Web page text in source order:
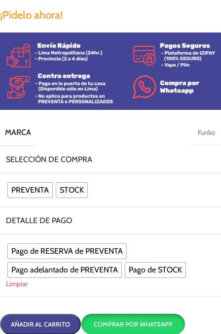
¡Pídelo ahora!
MARCA Funko
SELECCIÓN DE COMPRA
PREVENTA STOCK
DETALLE DE PAGO
Pago de RESERVA de PREVENTA
Pago adelantado de PREVENTA
Pago de STOCK
Limpiar
AÑADIR AL CARRITO COMPRAR POR WHATSAPP